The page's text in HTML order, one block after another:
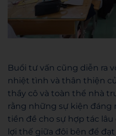
Buổi tư vấn cũng diễn ra
nhiệt tình và thân thiện
thầy cô và toàn thể nhà
rằng những sự kiện đáng
tiền đề cho sự hợp tác
lợi thế giữa đôi bên để